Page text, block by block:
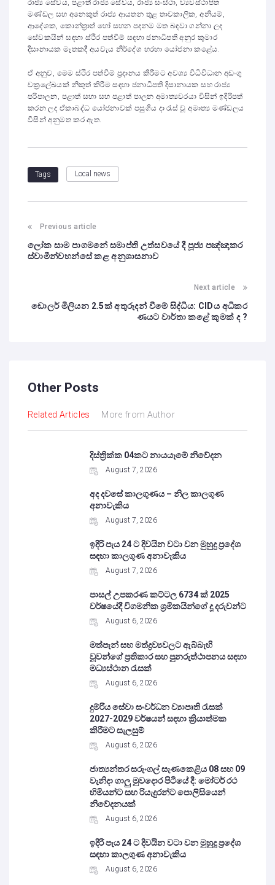
රාජ්‍ය සේවය, පළාත් රාජ්‍ය සේවය, රාජ්‍ය සංස්ථා, ව්‍යවස්ථාපිත
මණ්ඩල සහ අනෙකුත් රාජ්‍ය ආයතන තුළ තාවකාලික, අනියම්,
ආදේශක, කොන්ත්‍රාත් හෝ සහන පදනම මත බඳවා ගන්නා ලද
සේවකයින් සඳහා ස්ථිර පත්වීම් සඳහා ජනාධිපති අනුර කුමාර
දිසානායක මෑතකදී අයවැය නිර්දේශ හරහා යෝජනා කළේය.
ඒ අනුව, මෙම ස්ථිර පත්වීම් ප්‍රදානය කිරීමට අවශ්‍ය විධිවිධාන අඩංගු
චක්‍රලේඛයක් නිකුත් කිරීම සඳහා ජනාධිපති දිසානායක සහ රාජ්‍ය
පරිපාලන, පළාත් සභා සහ පළාත් පාලන අමාත්‍යවරයා විසින් ඉදිරිපත්
කරන ලද ඒකාබද්ධ යෝජනාවක් පසුගිය දා රැස් වූ අමාත්‍ය මණ්ඩලය
විසින් අනුමත කර ඇත.
Tags Local news
Previous article
ලෝක සාම පාගමනේ සමාප්ති උත්සවයේ දී පූජ්‍ය පඤ්ඤාකර
ස්වාමීන්වහන්සේ කළ අනුශාසනාව
Next article
ඩොලර් මිලියන 2.5ක් අතුරුදන් වීමේ සිද්ධිය: CIDය අධිකර
ණයට වාර්තා කළේ කුමක් ද ?
Other Posts
Related Articles More from Author
දිස්ත්‍රික්ක 04කට නායයෑමේ නිවේදන
August 7, 2026
අද දවසේ කාලගුණය – නිල කාලගුණ
අනාවැකිය
August 7, 2026
ඉදිරි පැය 24 ට දිවයින වටා වන මුහුදු ප්‍රදේශ
සඳහා කාලගුණ අනාවැකිය
August 7, 2026
පාසල් උපකරණ කට්ටල 6734 ක් 2025
වර්ෂයේදී විගමනික ශ්‍රමිකයින්ගේ දූ දරුවන්ට
August 6, 2026
මත්පැන් සහ මත්ද්‍රව්‍යවලට ඇබ්බැහි
වූවන්ගේ ප්‍රතිකාර සහ පුනරුත්ථාපනය සඳහා
මධ්‍යස්ථාන රැසක්
August 6, 2026
දුම්රිය සේවා සංවර්ධන ව්‍යාපෘති රැසක්
2027-2029 වර්ෂයන් සඳහා ක්‍රියාත්මක
කිරීමට සැලසුම්
August 6, 2026
ජාත්‍යන්තර සරුංගල් සැණකෙළිය 08 සහ 09
වැනිදා ගාලු මුවදොර පිටියේ දී: මෝටර් රථ
හිමියන්ට සහ රියැදුරන්ට පොලිසියෙන්
නිවේදනයක්
August 6, 2026
ඉදිරි පැය 24 ට දිවයින වටා වන මුහුදු ප්‍රදේශ
සඳහා කාලගුණ අනාවැකිය
August 6, 2026